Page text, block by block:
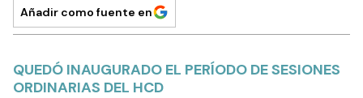
Añadir como fuente en
QUEDÓ INAUGURADO EL PERÍODO DE SESIONES
ORDINARIAS DEL HCD